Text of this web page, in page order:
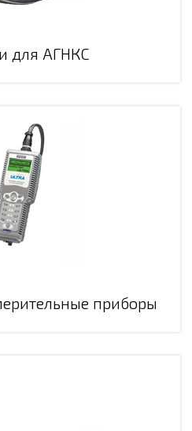
для АГНКС
приборы